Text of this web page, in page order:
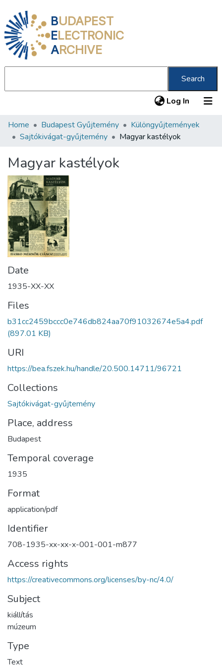
BUDAPEST
ELECTRONIC
ARCHIVE
Search
Log In (current)
Communities & Collections
Statistics
About us
Home Budapest Gyűjtemény
Különgyűjtemények
Sajtókivágat-gyűjtemény
Magyar kastélyok
Magyar kastélyok
Date
1935-XX-XX
Files
b31cc2459bccc0e746db824aa70f91032674e5a4.pdf
(897.01 KB)
URI
https://bea.fszek.hu/handle/20.500.14711/96721
Collections
Sajtókivágat-gyűjtemény
Place, address
Budapest
Temporal coverage
1935
Format
application/pdf
Identifier
708-1935-xx-xx-x-001-001-m877
Access rights
https://creativecommons.org/licenses/by-nc/4.0/
Subject
kiállítás
múzeum
Type
Text